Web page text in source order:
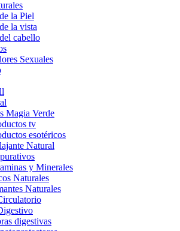
la Piel
la vista
cabello
Sexuales
Magia Verde
tv
esotéricos
Natural
y Minerales
Naturales
Naturales
digestivas